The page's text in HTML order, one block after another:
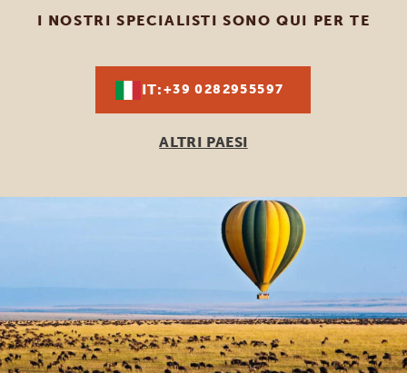
I NOSTRI SPECIALISTI SONO QUI PER TE
IT:+39 0282955597
ALTRI PAESI